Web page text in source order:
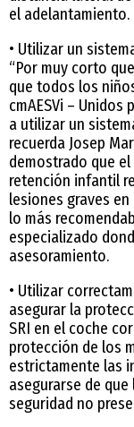
el adelantamiento.
• Utilizar un
“Por muy corto
que todos los
cmAESVi –
a utilizar un
recuerda Josep
demostrado que
retención infantil
lesiones graves
lo más
especializado
asesoramiento.
• Utilizar
asegurar la
SRI en el coche
protección de los
estrictamente las
asegurarse de
seguridad no